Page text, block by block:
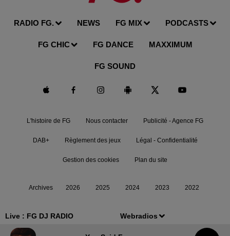
Live : FG DJ RADIO Webradios
RADIO FG. NEWS FG MIX PODCASTS
FG CHIC FG DANCE MAXXIMUM
FG SOUND
L'histoire de FG Nous contacter Publicité - Agence FG
DAB+ Règlement des jeux Légal - Confidentialité
Gestion des cookies Plan du site
Archives 2026 2025 2024 2023 2022